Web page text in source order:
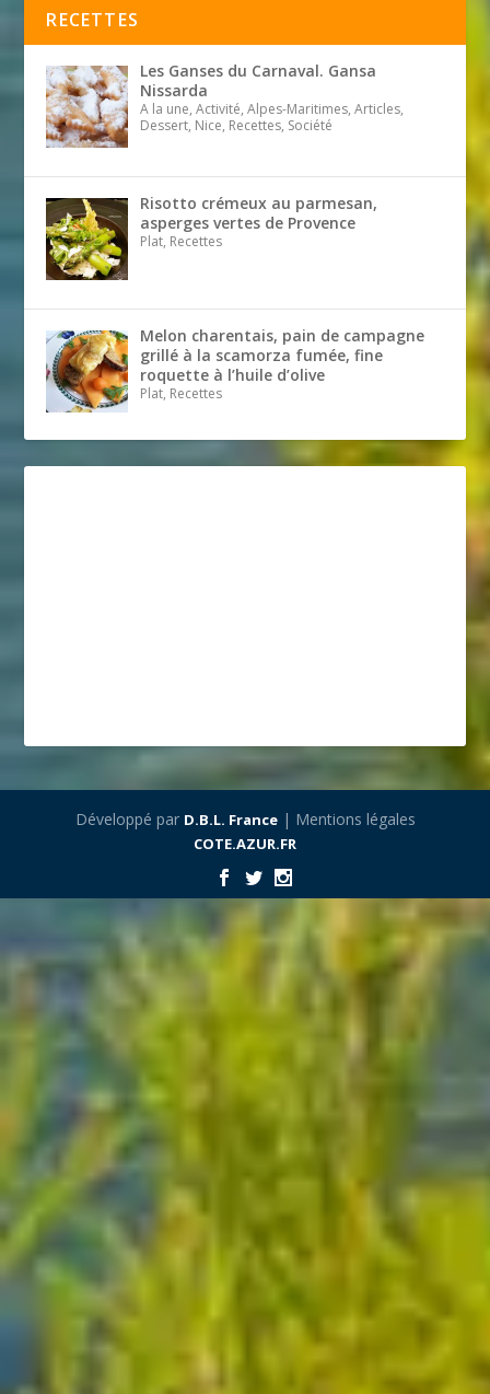
RECETTES
Les Ganses du Carnaval. Gansa
Nissarda
A la une, Activité, Alpes-Maritimes, Articles,
Dessert, Nice, Recettes, Société
Risotto crémeux au parmesan,
asperges vertes de Provence
Plat, Recettes
Melon charentais, pain de campagne
grillé à la scamorza fumée, fine
roquette à l’huile d’olive
Plat, Recettes
Développé par D.B.L. France| Mentions légales
COTE.AZUR.FR